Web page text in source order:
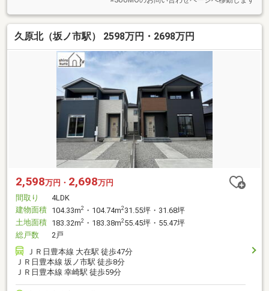
久原北（坂ノ市駅） 2598万円・2698万円
2,598万円・ 2,698万円
間取り
4LDK
建物面積 104.33m2 ・104.74m231.55坪・31.68坪
土地面積 183.32m2 ・183.38m255.45坪・55.47坪
総戸数
2戸
ＪＲ日豊本線 大在駅 徒歩47分
ＪＲ日豊本線 坂ノ市駅 徒歩8分
ＪＲ日豊本線 幸崎駅 徒歩59分